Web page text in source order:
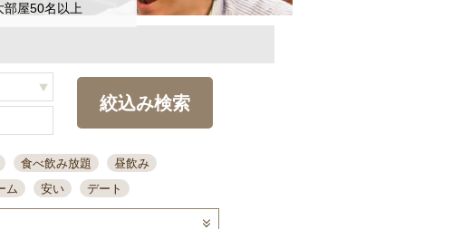
部屋50名以上
絞込み検索
食べ飲み放題
昼飲み
ム 安い
デート